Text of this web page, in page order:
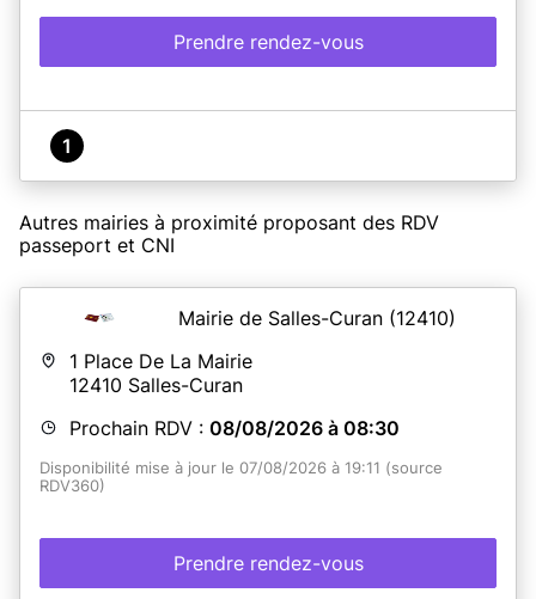
Prendre rendez-vous
1
Autres mairies à proximité proposant des RDV
passeport et CNI
Mairie de Salles-Curan (12410)
1 Place De La Mairie
12410 Salles-Curan
Prochain RDV : 08/08/2026 à 08:30
Disponibilité mise à jour le 07/08/2026 à 19:11 (source
RDV360)
Prendre rendez-vous